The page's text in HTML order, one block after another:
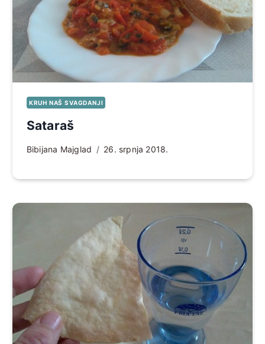
KRUH NAŠ SVAGDANJI
Sataraš
Bibijana Majglad 26. srpnja 2018.